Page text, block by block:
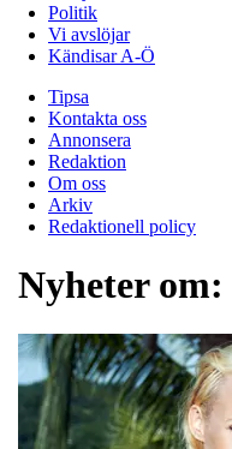
Politik
Vi avslöjar
Kändisar A-Ö
Tipsa
Kontakta oss
Annonsera
Redaktion
Om oss
Arkiv
Redaktionell policy
Nyheter om: